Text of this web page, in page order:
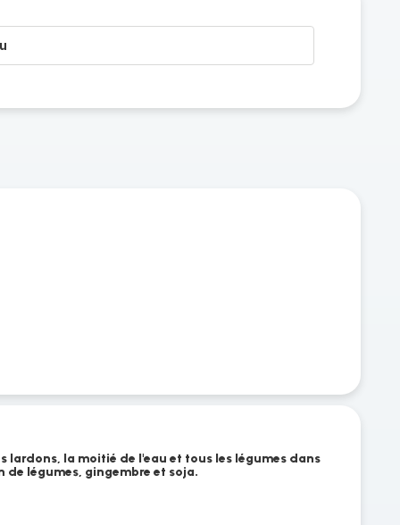
lardons, la moitié de l'eau et tous les légumes dans
de légumes, gingembre et soja.